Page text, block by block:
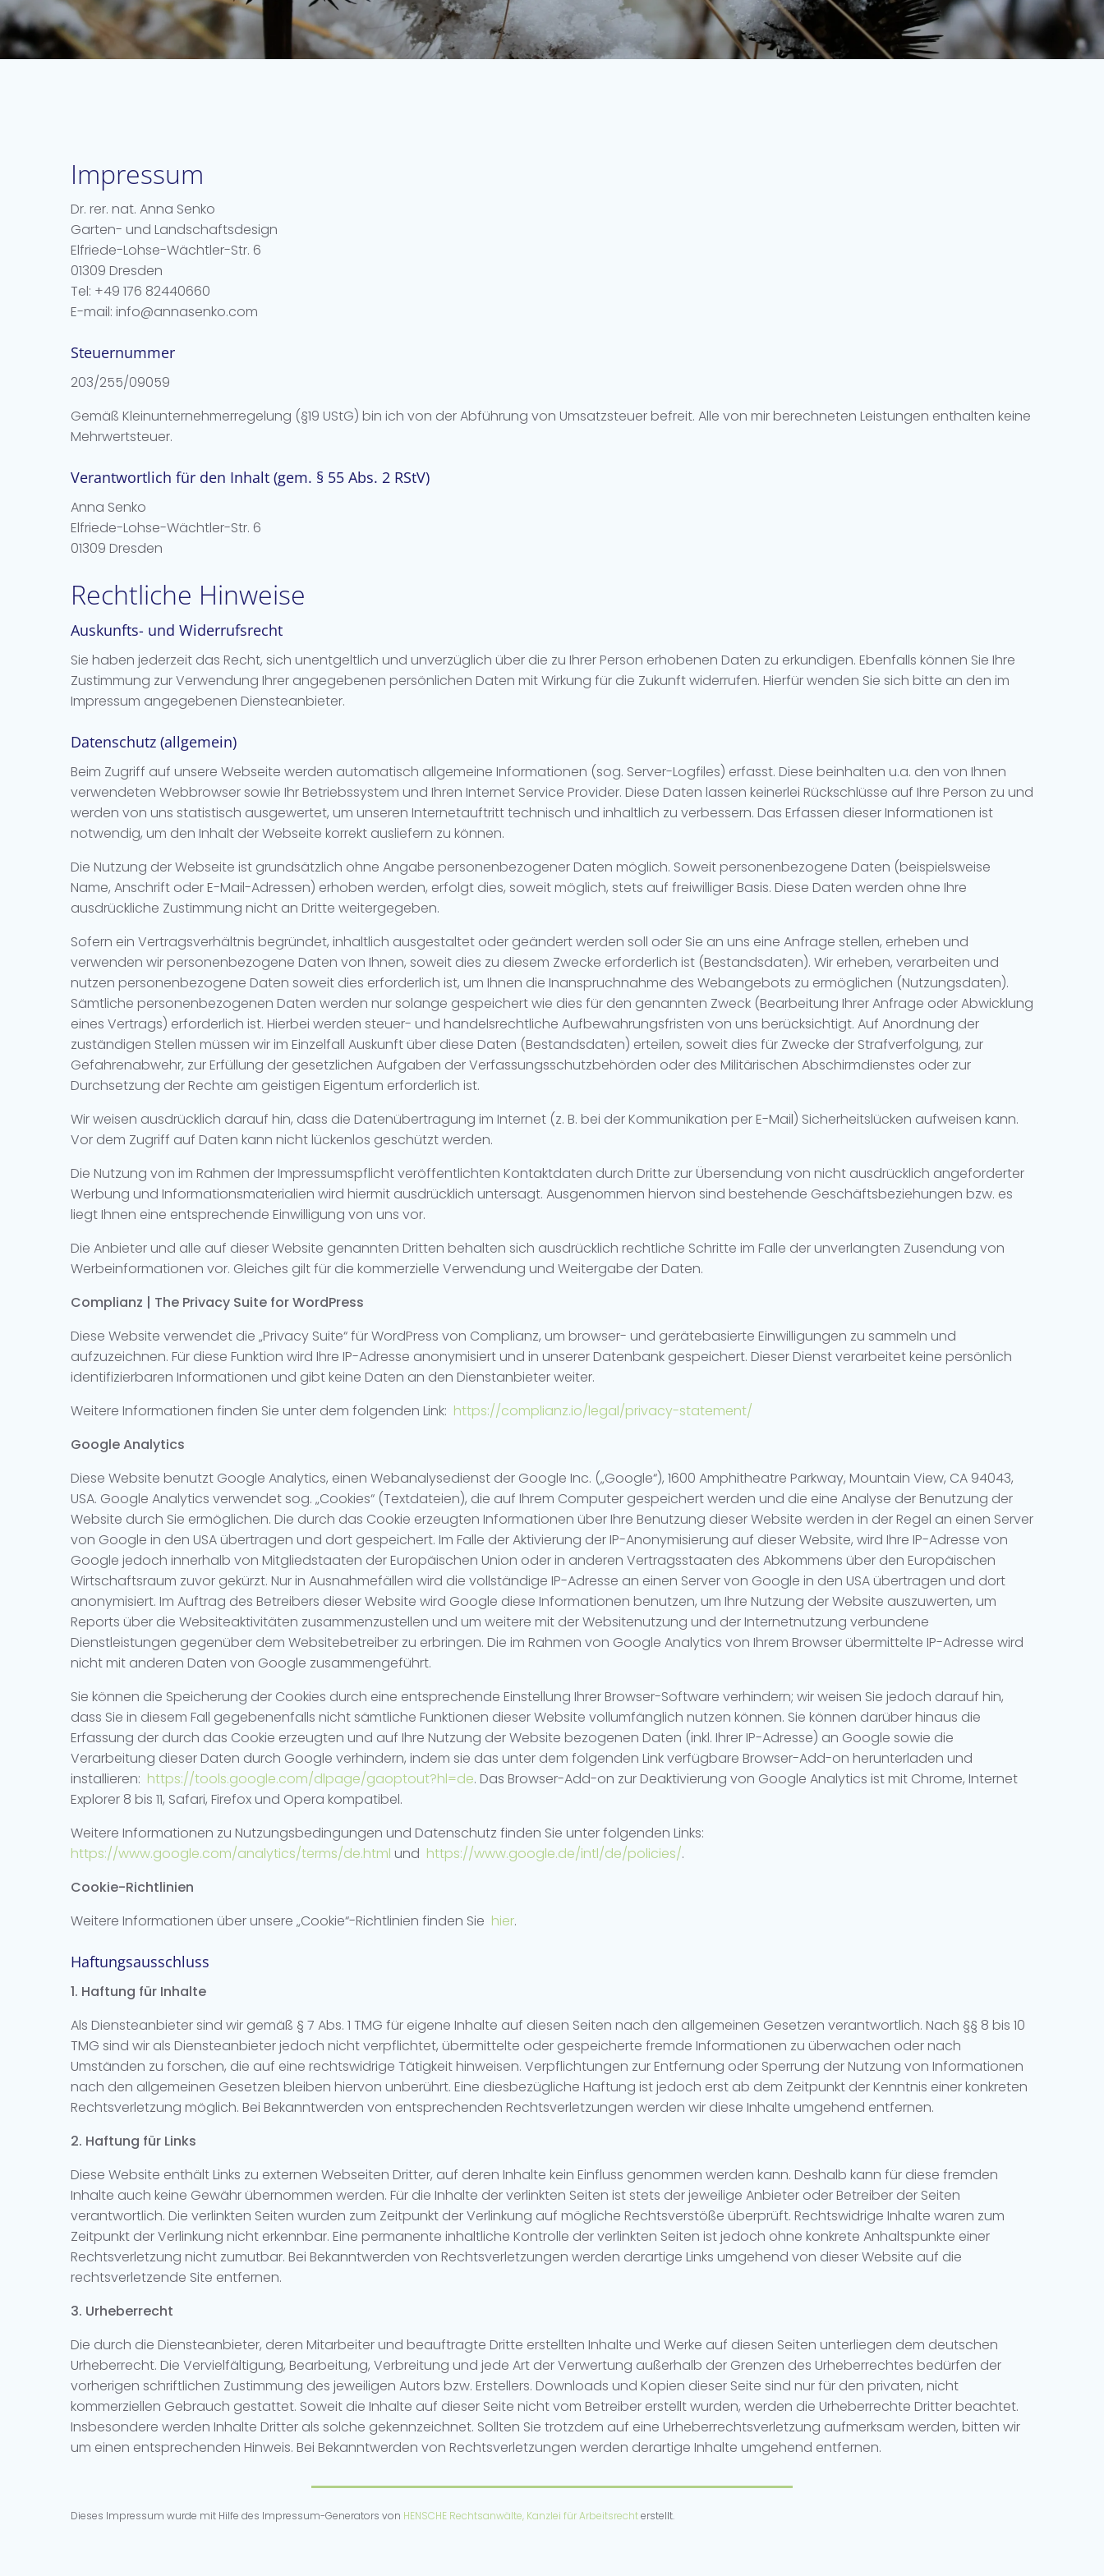
Impressum
Dr. rer. nat. Anna Senko
Garten- und Landschaftsdesign
Elfriede-Lohse-Wächtler-Str. 6
01309 Dresden
Tel: +49 176 82440660
E-mail: info@annasenko.com
Steuernummer
203/255/09059
Gemäß Kleinunternehmerregelung (§19 UStG) bin ich von der Abführung von Umsatzsteuer befreit. Alle von mir berechneten Leistungen enthalten keine
Mehrwertsteuer.
Verantwortlich für den Inhalt (gem. § 55 Abs. 2 RStV)
Anna Senko
Elfriede-Lohse-Wächtler-Str. 6
01309 Dresden
Rechtliche Hinweise
Auskunfts- und Widerrufsrecht
Sie haben jederzeit das Recht, sich unentgeltlich und unverzüglich über die zu Ihrer Person erhobenen Daten zu erkundigen. Ebenfalls können Sie Ihre
Zustimmung zur Verwendung Ihrer angegebenen persönlichen Daten mit Wirkung für die Zukunft widerrufen. Hierfür wenden Sie sich bitte an den im
Impressum angegebenen Diensteanbieter.
Datenschutz (allgemein)
Beim Zugriff auf unsere Webseite werden automatisch allgemeine Informationen (sog. Server-Logfiles) erfasst. Diese beinhalten u.a. den von Ihnen
verwendeten Webbrowser sowie Ihr Betriebssystem und Ihren Internet Service Provider. Diese Daten lassen keinerlei Rückschlüsse auf Ihre Person zu und
werden von uns statistisch ausgewertet, um unseren Internetauftritt technisch und inhaltlich zu verbessern. Das Erfassen dieser Informationen ist
notwendig, um den Inhalt der Webseite korrekt ausliefern zu können.
Die Nutzung der Webseite ist grundsätzlich ohne Angabe personenbezogener Daten möglich. Soweit personenbezogene Daten (beispielsweise
Name, Anschrift oder E-Mail-Adressen) erhoben werden, erfolgt dies, soweit möglich, stets auf freiwilliger Basis. Diese Daten werden ohne Ihre
ausdrückliche Zustimmung nicht an Dritte weitergegeben.
Sofern ein Vertragsverhältnis begründet, inhaltlich ausgestaltet oder geändert werden soll oder Sie an uns eine Anfrage stellen, erheben und
verwenden wir personenbezogene Daten von Ihnen, soweit dies zu diesem Zwecke erforderlich ist (Bestandsdaten). Wir erheben, verarbeiten und
nutzen personenbezogene Daten soweit dies erforderlich ist, um Ihnen die Inanspruchnahme des Webangebots zu ermöglichen (Nutzungsdaten).
Sämtliche personenbezogenen Daten werden nur solange gespeichert wie dies für den genannten Zweck (Bearbeitung Ihrer Anfrage oder Abwicklung
eines Vertrags) erforderlich ist. Hierbei werden steuer- und handelsrechtliche Aufbewahrungsfristen von uns berücksichtigt. Auf Anordnung der
zuständigen Stellen müssen wir im Einzelfall Auskunft über diese Daten (Bestandsdaten) erteilen, soweit dies für Zwecke der Strafverfolgung, zur
Gefahrenabwehr, zur Erfüllung der gesetzlichen Aufgaben der Verfassungsschutzbehörden oder des Militärischen Abschirmdienstes oder zur
Durchsetzung der Rechte am geistigen Eigentum erforderlich ist.
Wir weisen ausdrücklich darauf hin, dass die Datenübertragung im Internet (z. B. bei der Kommunikation per E-Mail) Sicherheitslücken aufweisen kann.
Vor dem Zugriff auf Daten kann nicht lückenlos geschützt werden.
Die Nutzung von im Rahmen der Impressumspflicht veröffentlichten Kontaktdaten durch Dritte zur Übersendung von nicht ausdrücklich angeforderter
Werbung und Informationsmaterialien wird hiermit ausdrücklich untersagt. Ausgenommen hiervon sind bestehende Geschäftsbeziehungen bzw. es
liegt Ihnen eine entsprechende Einwilligung von uns vor.
Die Anbieter und alle auf dieser Website genannten Dritten behalten sich ausdrücklich rechtliche Schritte im Falle der unverlangten Zusendung von
Werbeinformationen vor. Gleiches gilt für die kommerzielle Verwendung und Weitergabe der Daten.
Complianz | The Privacy Suite for WordPress
Diese Website verwendet die „Privacy Suite“ für WordPress von Complianz, um browser- und gerätebasierte Einwilligungen zu sammeln und
aufzuzeichnen. Für diese Funktion wird Ihre IP-Adresse anonymisiert und in unserer Datenbank gespeichert. Dieser Dienst verarbeitet keine persönlich
identifizierbaren Informationen und gibt keine Daten an den Dienstanbieter weiter.
Weitere Informationen finden Sie unter dem folgenden Link: https://complianz.io/legal/privacy-statement/
Google Analytics
Diese Website benutzt Google Analytics, einen Webanalysedienst der Google Inc. („Google“), 1600 Amphitheatre Parkway, Mountain View, CA 94043,
USA. Google Analytics verwendet sog. „Cookies“ (Textdateien), die auf Ihrem Computer gespeichert werden und die eine Analyse der Benutzung der
Website durch Sie ermöglichen. Die durch das Cookie erzeugten Informationen über Ihre Benutzung dieser Website werden in der Regel an einen Server
von Google in den USA übertragen und dort gespeichert. Im Falle der Aktivierung der IP-Anonymisierung auf dieser Website, wird Ihre IP-Adresse von
Google jedoch innerhalb von Mitgliedstaaten der Europäischen Union oder in anderen Vertragsstaaten des Abkommens über den Europäischen
Wirtschaftsraum zuvor gekürzt. Nur in Ausnahmefällen wird die vollständige IP-Adresse an einen Server von Google in den USA übertragen und dort
anonymisiert. Im Auftrag des Betreibers dieser Website wird Google diese Informationen benutzen, um Ihre Nutzung der Website auszuwerten, um
Reports über die Websiteaktivitäten zusammenzustellen und um weitere mit der Websitenutzung und der Internetnutzung verbundene
Dienstleistungen gegenüber dem Websitebetreiber zu erbringen. Die im Rahmen von Google Analytics von Ihrem Browser übermittelte IP-Adresse wird
nicht mit anderen Daten von Google zusammengeführt.
Sie können die Speicherung der Cookies durch eine entsprechende Einstellung Ihrer Browser-Software verhindern; wir weisen Sie jedoch darauf hin,
dass Sie in diesem Fall gegebenenfalls nicht sämtliche Funktionen dieser Website vollumfänglich nutzen können. Sie können darüber hinaus die
Erfassung der durch das Cookie erzeugten und auf Ihre Nutzung der Website bezogenen Daten (inkl. Ihrer IP-Adresse) an Google sowie die
Verarbeitung dieser Daten durch Google verhindern, indem sie das unter dem folgenden Link verfügbare Browser-Add-on herunterladen und
installieren: https://tools.google.com/dlpage/gaoptout?hl=de. Das Browser-Add-on zur Deaktivierung von Google Analytics ist mit Chrome, Internet
Explorer 8 bis 11, Safari, Firefox und Opera kompatibel.
Weitere Informationen zu Nutzungsbedingungen und Datenschutz finden Sie unter folgenden Links:
https://www.google.com/analytics/terms/de.html und https://www.google.de/intl/de/policies/.
Cookie-Richtlinien
Weitere Informationen über unsere „Cookie“-Richtlinien finden Sie hier.
Haftungsausschluss
1. Haftung für Inhalte
Als Diensteanbieter sind wir gemäß § 7 Abs. 1 TMG für eigene Inhalte auf diesen Seiten nach den allgemeinen Gesetzen verantwortlich. Nach §§ 8 bis 10
TMG sind wir als Diensteanbieter jedoch nicht verpflichtet, übermittelte oder gespeicherte fremde Informationen zu überwachen oder nach
Umständen zu forschen, die auf eine rechtswidrige Tätigkeit hinweisen. Verpflichtungen zur Entfernung oder Sperrung der Nutzung von Informationen
nach den allgemeinen Gesetzen bleiben hiervon unberührt. Eine diesbezügliche Haftung ist jedoch erst ab dem Zeitpunkt der Kenntnis einer konkreten
Rechtsverletzung möglich. Bei Bekanntwerden von entsprechenden Rechtsverletzungen werden wir diese Inhalte umgehend entfernen.
2. Haftung für Links
Diese Website enthält Links zu externen Webseiten Dritter, auf deren Inhalte kein Einfluss genommen werden kann. Deshalb kann für diese fremden
Inhalte auch keine Gewähr übernommen werden. Für die Inhalte der verlinkten Seiten ist stets der jeweilige Anbieter oder Betreiber der Seiten
verantwortlich. Die verlinkten Seiten wurden zum Zeitpunkt der Verlinkung auf mögliche Rechtsverstöße überprüft. Rechtswidrige Inhalte waren zum
Zeitpunkt der Verlinkung nicht erkennbar. Eine permanente inhaltliche Kontrolle der verlinkten Seiten ist jedoch ohne konkrete Anhaltspunkte einer
Rechtsverletzung nicht zumutbar. Bei Bekanntwerden von Rechtsverletzungen werden derartige Links umgehend von dieser Website auf die
rechtsverletzende Site entfernen.
3. Urheberrecht
Die durch die Diensteanbieter, deren Mitarbeiter und beauftragte Dritte erstellten Inhalte und Werke auf diesen Seiten unterliegen dem deutschen
Urheberrecht. Die Vervielfältigung, Bearbeitung, Verbreitung und jede Art der Verwertung außerhalb der Grenzen des Urheberrechtes bedürfen der
vorherigen schriftlichen Zustimmung des jeweiligen Autors bzw. Erstellers. Downloads und Kopien dieser Seite sind nur für den privaten, nicht
kommerziellen Gebrauch gestattet. Soweit die Inhalte auf dieser Seite nicht vom Betreiber erstellt wurden, werden die Urheberrechte Dritter beachtet.
Insbesondere werden Inhalte Dritter als solche gekennzeichnet. Sollten Sie trotzdem auf eine Urheberrechtsverletzung aufmerksam werden, bitten wir
um einen entsprechenden Hinweis. Bei Bekanntwerden von Rechtsverletzungen werden derartige Inhalte umgehend entfernen.
Dieses Impressum wurde mit Hilfe des Impressum-Generators von HENSCHE Rechtsanwälte, Kanzlei für Arbeitsrechterstellt.